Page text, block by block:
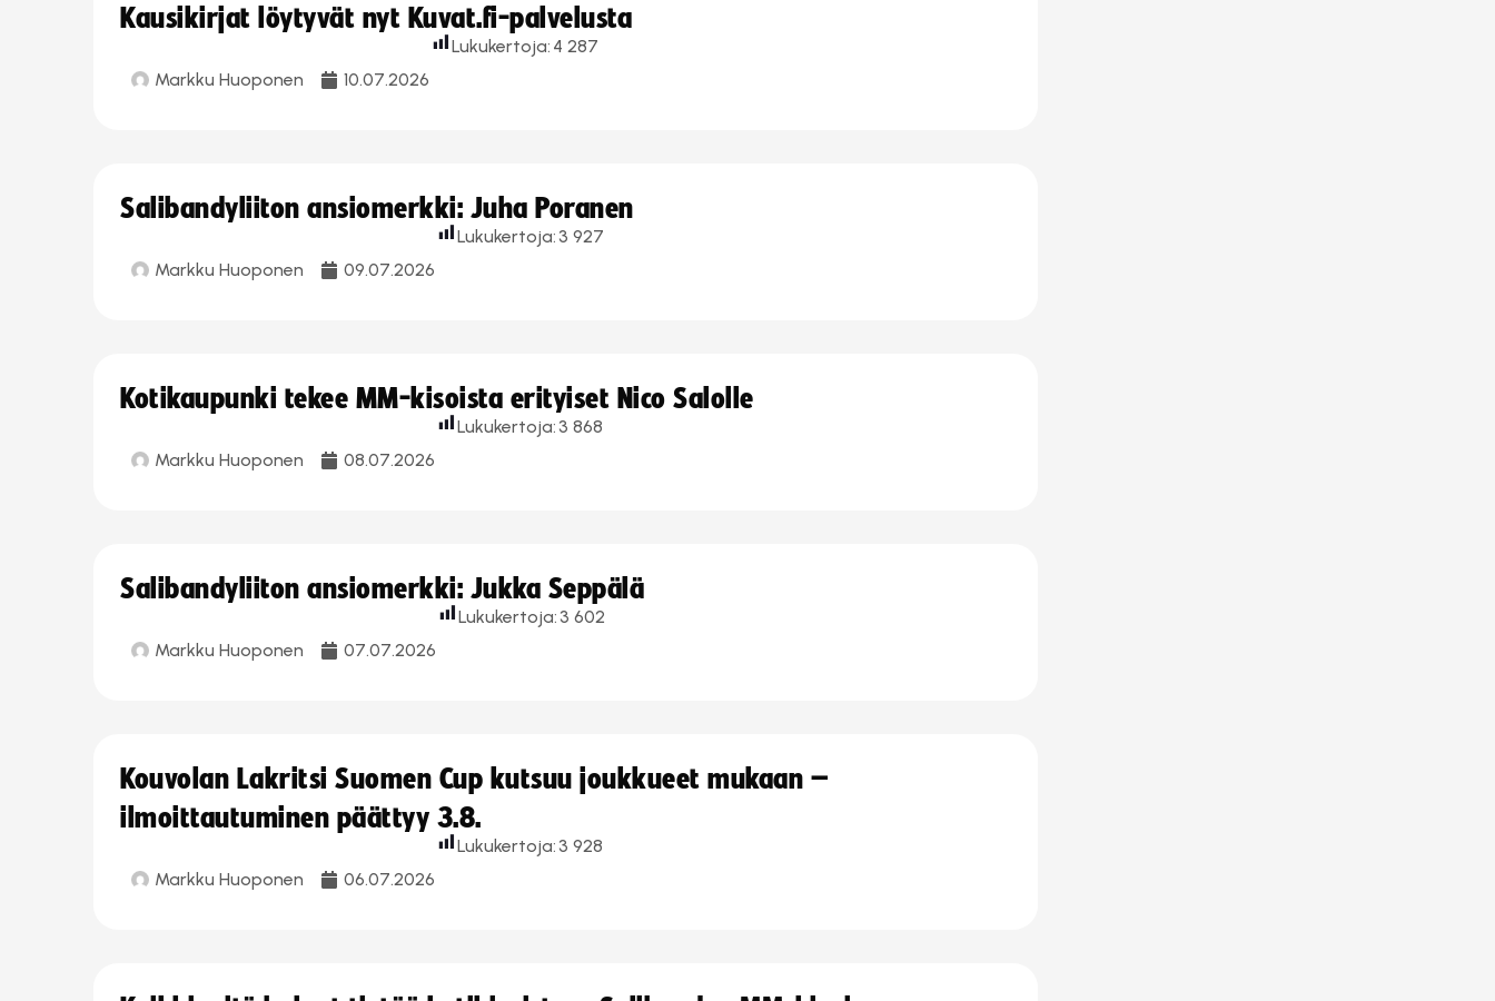
Kausikirjat löytyvät nyt Kuvat.fi-palvelusta
Markku Huoponen 10.07.2026
Lukukertoja: 4 287
Salibandyliiton ansiomerkki: Juha Poranen
Markku Huoponen 09.07.2026
Lukukertoja: 3 927
Kotikaupunki tekee MM-kisoista erityiset Nico Salolle
Markku Huoponen 08.07.2026
Lukukertoja: 3 868
Salibandyliiton ansiomerkki: Jukka Seppälä
Markku Huoponen 07.07.2026
Lukukertoja: 3 602
Kouvolan Lakritsi Suomen Cup kutsuu joukkueet mukaan –
ilmoittautuminen päättyy 3.8.
Markku Huoponen 06.07.2026
Lukukertoja: 3 928